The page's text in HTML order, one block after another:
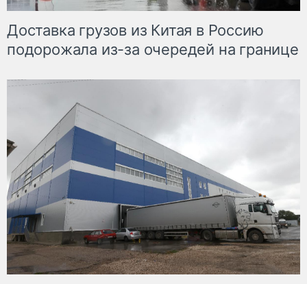
Доставка грузов из Китая в Россию
подорожала из-за очередей на границе